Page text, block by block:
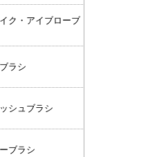
ク・アイブローブ
ラシ
シュブラシ
ブラシ